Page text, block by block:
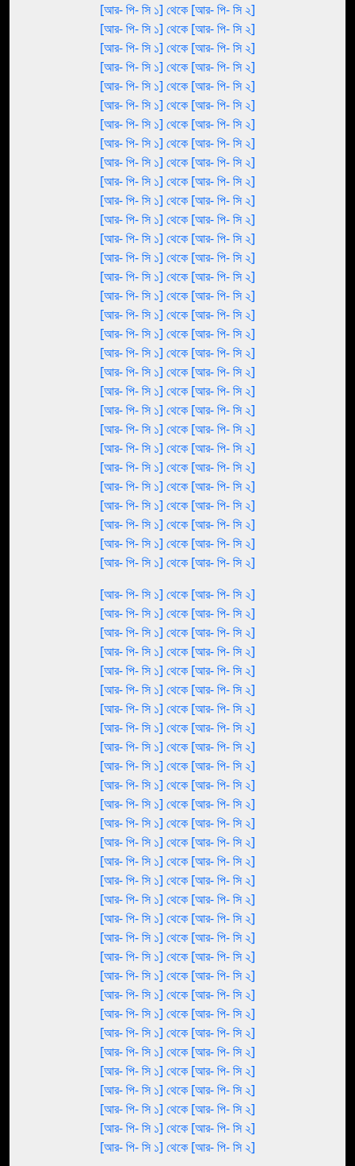
[আর- পি- সি ১] থেকে [আর- পি- সি ২]
[আর- পি- সি ১] থেকে [আর- পি- সি ২]
[আর- পি- সি ১] থেকে [আর- পি- সি ২]
[আর- পি- সি ১] থেকে [আর- পি- সি ২]
[আর- পি- সি ১] থেকে [আর- পি- সি ২]
[আর- পি- সি ১] থেকে [আর- পি- সি ২]
[আর- পি- সি ১] থেকে [আর- পি- সি ২]
[আর- পি- সি ১] থেকে [আর- পি- সি ২]
[আর- পি- সি ১] থেকে [আর- পি- সি ২]
[আর- পি- সি ১] থেকে [আর- পি- সি ২]
[আর- পি- সি ১] থেকে [আর- পি- সি ২]
[আর- পি- সি ১] থেকে [আর- পি- সি ২]
[আর- পি- সি ১] থেকে [আর- পি- সি ২]
[আর- পি- সি ১] থেকে [আর- পি- সি ২]
[আর- পি- সি ১] থেকে [আর- পি- সি ২]
[আর- পি- সি ১] থেকে [আর- পি- সি ২]
[আর- পি- সি ১] থেকে [আর- পি- সি ২]
[আর- পি- সি ১] থেকে [আর- পি- সি ২]
[আর- পি- সি ১] থেকে [আর- পি- সি ২]
[আর- পি- সি ১] থেকে [আর- পি- সি ২]
[আর- পি- সি ১] থেকে [আর- পি- সি ২]
[আর- পি- সি ১] থেকে [আর- পি- সি ২]
[আর- পি- সি ১] থেকে [আর- পি- সি ২]
[আর- পি- সি ১] থেকে [আর- পি- সি ২]
[আর- পি- সি ১] থেকে [আর- পি- সি ২]
[আর- পি- সি ১] থেকে [আর- পি- সি ২]
[আর- পি- সি ১] থেকে [আর- পি- সি ২]
[আর- পি- সি ১] থেকে [আর- পি- সি ২]
[আর- পি- সি ১] থেকে [আর- পি- সি ২]
[আর- পি- সি ১] থেকে [আর- পি- সি ২]
[আর- পি- সি ১] থেকে [আর- পি- সি ২]
[আর- পি- সি ১] থেকে [আর- পি- সি ২]
[আর- পি- সি ১] থেকে [আর- পি- সি ২]
[আর- পি- সি ১] থেকে [আর- পি- সি ২]
[আর- পি- সি ১] থেকে [আর- পি- সি ২]
[আর- পি- সি ১] থেকে [আর- পি- সি ২]
[আর- পি- সি ১] থেকে [আর- পি- সি ২]
[আর- পি- সি ১] থেকে [আর- পি- সি ২]
[আর- পি- সি ১] থেকে [আর- পি- সি ২]
[আর- পি- সি ১] থেকে [আর- পি- সি ২]
[আর- পি- সি ১] থেকে [আর- পি- সি ২]
[আর- পি- সি ১] থেকে [আর- পি- সি ২]
[আর- পি- সি ১] থেকে [আর- পি- সি ২]
[আর- পি- সি ১] থেকে [আর- পি- সি ২]
[আর- পি- সি ১] থেকে [আর- পি- সি ২]
[আর- পি- সি ১] থেকে [আর- পি- সি ২]
[আর- পি- সি ১] থেকে [আর- পি- সি ২]
[আর- পি- সি ১] থেকে [আর- পি- সি ২]
[আর- পি- সি ১] থেকে [আর- পি- সি ২]
[আর- পি- সি ১] থেকে [আর- পি- সি ২]
[আর- পি- সি ১] থেকে [আর- পি- সি ২]
[আর- পি- সি ১] থেকে [আর- পি- সি ২]
[আর- পি- সি ১] থেকে [আর- পি- সি ২]
[আর- পি- সি ১] থেকে [আর- পি- সি ২]
[আর- পি- সি ১] থেকে [আর- পি- সি ২]
[আর- পি- সি ১] থেকে [আর- পি- সি ২]
[আর- পি- সি ১] থেকে [আর- পি- সি ২]
[আর- পি- সি ১] থেকে [আর- পি- সি ২]
[আর- পি- সি ১] থেকে [আর- পি- সি ২]
[আর- পি- সি ১] থেকে [আর- পি- সি ২]